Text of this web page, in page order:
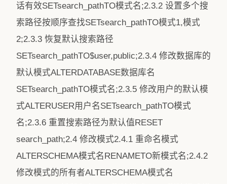
话有效SETsearch_pathTO模式名;2.3.2 设置多个搜
索路径按顺序查找SETsearch_pathTO模式1,模式
2;2.3.3 恢复默认搜索路径
SETsearch_pathTO$user,public;2.3.4 修改数据库的
默认模式ALTERDATABASE数据库名
SETsearch_pathTO模式名;2.3.5 修改用户的默认模
式ALTERUSER用户名SETsearch_pathTO模式
名;2.3.6 重置搜索路径为默认值RESET
search_path;2.4 修改模式2.4.1 重命名模式
ALTERSCHEMA模式名RENAMETO新模式名;2.4.2
修改模式的所有者ALTERSCHEMA模式名